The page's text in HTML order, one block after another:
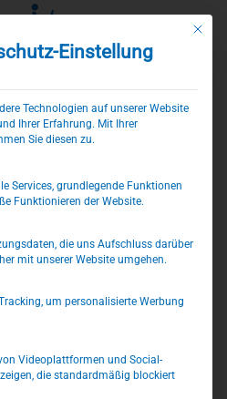
Füße während der Autofahrt.
ermöglicht das
Füße
und werden sicher auf dem
Optisch wird die
angepasst. Dieser
Fahrzeugmodellen problemlos
in Kombination mit einer
Sie sich gerne dazu unsere
Mit
Einstellung
Technologien auf unserer Website
Ihrer Erfahrung. Mit Ihrer
Sie diesen zu.
Gruppen, für die eine
Services, grundlegende Funktionen
Funktionieren der Website.
die uns Aufschluss darüber
mit unserer Website umgehen.
um personalisierte Werbung
die standardmäßig blockiert